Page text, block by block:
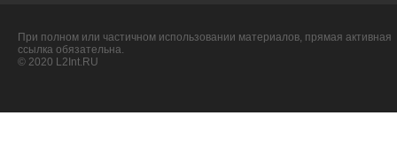
При полном или частичном использовании материалов, прямая активная
ссылка обязательна.
© 2020 L2Int.RU